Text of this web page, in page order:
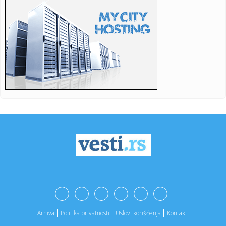
14:23:
14:22:Vozač saniteta Mario Ilić nastavlja oporavak u Vranju
14:21:VELIKO IZNENAĐENJE: Vratio se Donatas Motiejunas!
14:21:Cene goriva u Srbiji, 7. avgust 2026.
Део Телепа без воде до 15 часова
Filip Kostić potpisao ugovor sa PSV-om
14:16:"Pijetlovi" ostaju bez kapitena?
Arhiva Politika privatnosti Uslovi korišćenja Kontakt